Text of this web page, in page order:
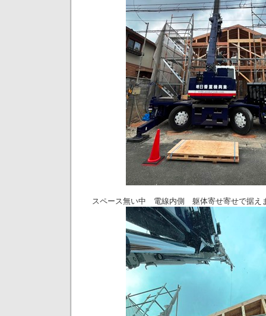
スペース無い中 電線内側 躯体寄せ寄せで据え